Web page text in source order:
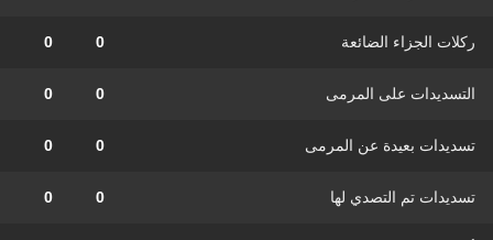
ركلات الجزاء الضائعة 0
0
التسديدات على المرمى 0
0
تسديدات بعيدة عن المرمى 0
0
تسديدات تم التصدي لها 0
0